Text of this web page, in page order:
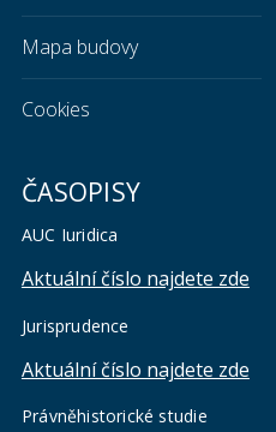
Mapa budovy
Cookies
ČASOPISY
AUC Iuridica
Aktuální číslo najdete zde
Jurisprudence
Aktuální číslo najdete zde
Právněhistorické studie